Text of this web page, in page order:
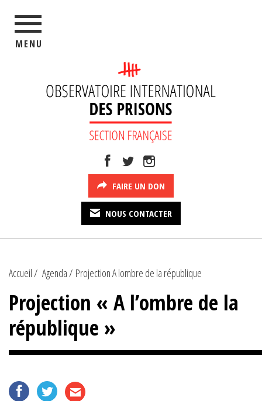
MENU
FAIRE UN DON
NOUS CONTACTER
Accueil Agenda Projection A lombre de la république
Projection « A l’ombre de la
république »